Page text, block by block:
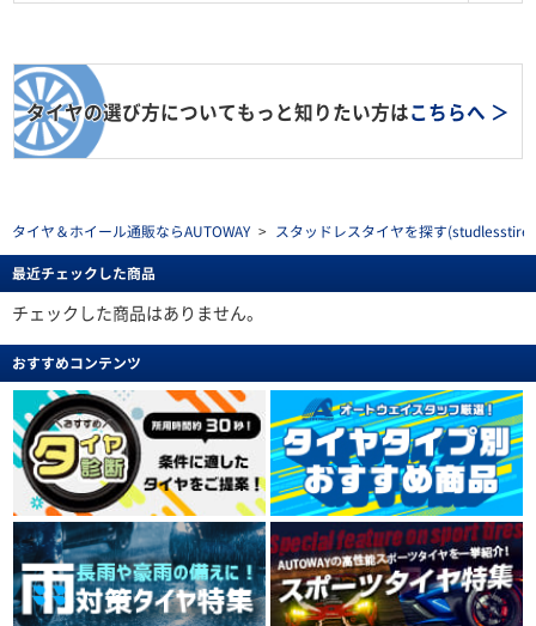
タイヤの選び方についてもっと知りたい方はこちらへ ＞
タイヤ＆ホイール通販ならAUTOWAY > スタッドレスタイヤを探す(studlesstire)
最近チェックした商品
チェックした商品はありません。
おすすめコンテンツ